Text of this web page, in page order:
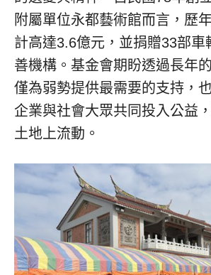
附屬單位永都藝術館而言，歷
計高達3.6億元，並捐贈33部車
善機構。基金會期盼透過長年
僅為弱勢提供最需要的支持，
企業與社會大眾共同投入公益
土地上流動。